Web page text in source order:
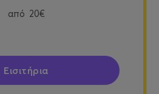
από 20€
Εισιτήρια